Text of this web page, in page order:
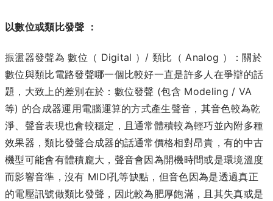
以數位或類比發聲 ：
振盪器發聲為 數位（ Digital ）/ 類比（ Analog ）：關於
數位與類比電路發聲哪一個比較好一直是許多人在爭辯的話
題，大致上的差別在於：數位發聲 (包含 Modeling / VA
等) 的合成器運用電腦運算的方式產生聲音，其音色較為乾
淨、聲音表現也會較穩定，且通常體積較為輕巧並內附多種
效果器，類比發聲合成器的話通常價格相對昂貴，有的中古
機型可能會有體積龐大，聲音會因為開機時間或是環境溫度
而影響音準，沒有 MIDI孔等缺點，但音色因為是透過真正
的電壓訊號做類比發聲，因此較為肥厚飽滿，且其失真或是